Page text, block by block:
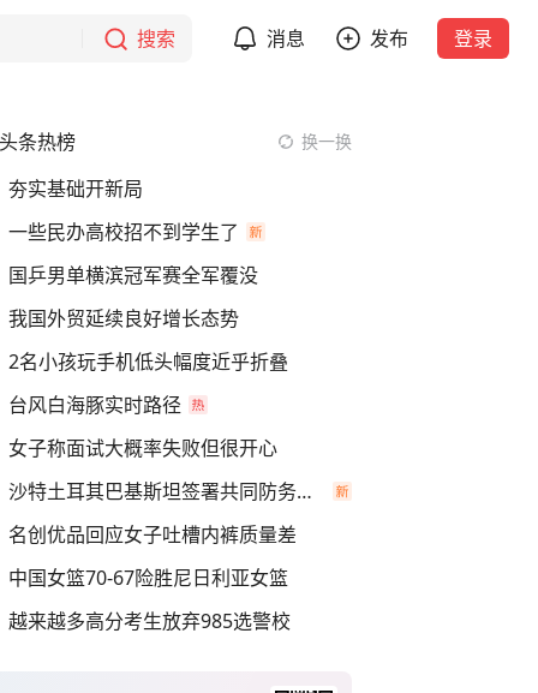
搜索 消息 发布 登录
头条热榜 换一换
夯实基础开新局
一些民办高校招不到学生了
国乒男单横滨冠军赛全军覆没
我国外贸延续良好增长态势
2名小孩玩手机低头幅度近乎折叠
台风白海豚实时路径
女子称面试大概率失败但很开心
沙特土耳其巴基斯坦签署共同防务协议
名创优品回应女子吐槽内裤质量差
中国女篮70-67险胜尼日利亚女篮
越来越多高分考生放弃985选警校